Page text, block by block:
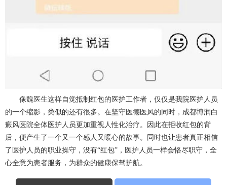
像魏医生这样自觉抵制红包的医护工作者，仅仅是我院医护人员
的一个缩影，类似的还有很多。在坚守医德医风的同时，成都博润白
癜风医院全体医护人员更加重视人性化治疗。因此在拒收红包的背
后，便产生了一个又一个感人又暖心的故事。同时也让患者真正相信
了医护人员的职业操守，没有“红包”，医护人员一样会恪尽职守，全
心全意为患者服务，为群众的健康保驾护航。